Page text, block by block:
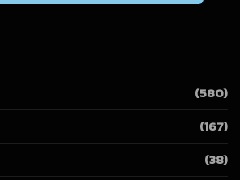
(580)
(167)
(38)